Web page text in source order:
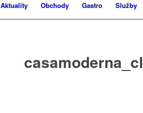
Aktuality Obchody Gastro Služby